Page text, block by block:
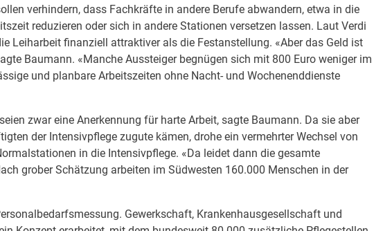
verhindern, dass Fachkräfte in andere Berufe abwandern, etwa in die
reduzieren oder sich in andere Stationen versetzen lassen. Laut Verdi
Leiharbeit finanziell attraktiver als die Festanstellung. «Aber das Geld ist
Baumann. «Manche Aussteiger begnügen sich mit 800 Euro weniger im
und planbare Arbeitszeiten ohne Nacht- und Wochenenddienste
zwar eine Anerkennung für harte Arbeit, sagte Baumann. Da sie aber
der Intensivpflege zugute kämen, drohe ein vermehrter Wechsel von
in die Intensivpflege. «Da leidet dann die gesamte
grober Schätzung arbeiten im Südwesten 160.000 Menschen in der
Gewerkschaft, Krankenhausgesellschaft und